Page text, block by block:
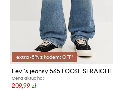
extra -5% z kodem: OFF*
Levi's jeansy 565 LOOSE STRAIGHT
Cena aktualna:
209,99 zł